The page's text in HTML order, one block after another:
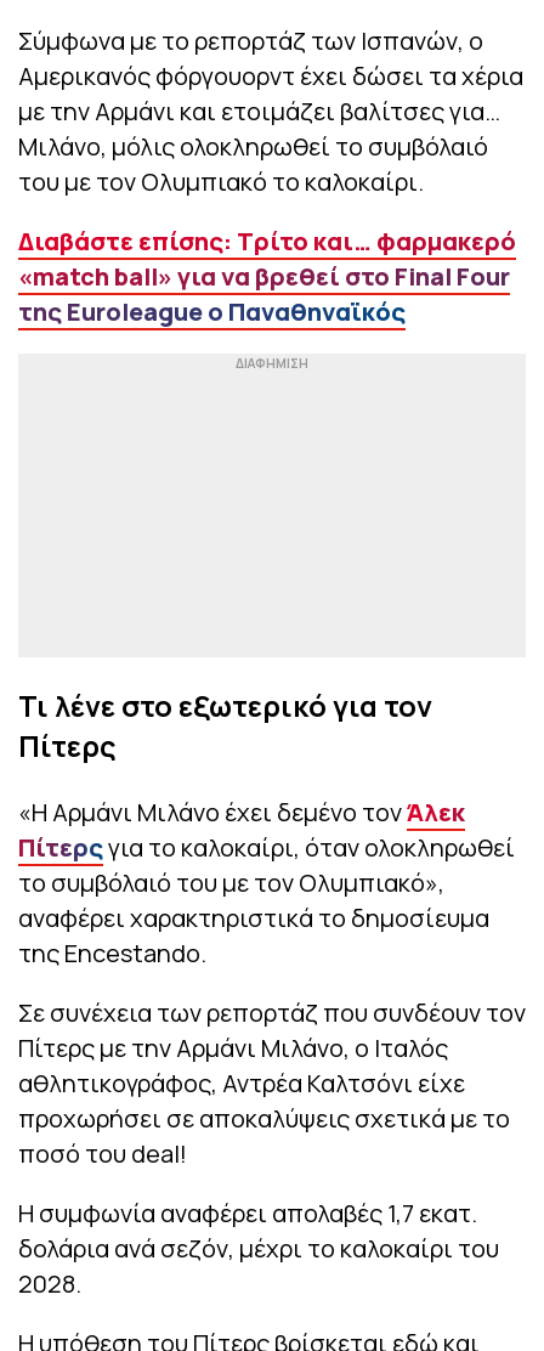
Σύμφωνα με το ρεπορτάζ των Ισπανών, ο
Αμερικανός φόργουορντ έχει δώσει τα χέρια
με την Αρμάνι και ετοιμάζει βαλίτσες για…
Μιλάνο, μόλις ολοκληρωθεί το συμβόλαιό
του με τον Ολυμπιακό το καλοκαίρι.
Διαβάστε επίσης: Τρίτο και… φαρμακερό
«match ball» για να βρεθεί στο Final Four
της Euroleague ο Παναθηναϊκός
Τι λένε στο εξωτερικό για τον
Πίτερς
«Η Αρμάνι Μιλάνο έχει δεμένο τονΆλεκ
Πίτερςγια το καλοκαίρι, όταν ολοκληρωθεί
το συμβόλαιό του με τον Ολυμπιακό»,
αναφέρει χαρακτηριστικά το δημοσίευμα
της Encestando.
Σε συνέχεια των ρεπορτάζ που συνδέουν τον
Πίτερς με την Αρμάνι Μιλάνο, ο Ιταλός
αθλητικογράφος, Αντρέα Καλτσόνι είχε
προχωρήσει σε αποκαλύψεις σχετικά με το
ποσό του deal!
Η συμφωνία αναφέρει απολαβές 1,7 εκατ.
δολάρια ανά σεζόν, μέχρι το καλοκαίρι του
2028.
Η υπόθεση του Πίτερς βρίσκεται εδώ και